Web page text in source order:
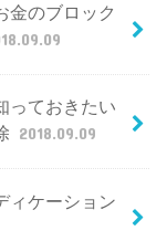
金のブロック
っておきたい
2018.09.09
ィケーション